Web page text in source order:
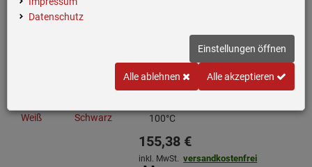
Fassungsvermögen 1,7 L
Soft - Opening Kannenverschluss
100°C
155,38 €
inkl. MwSt. versandkostenfrei
Datenschutz
Einstellungen öffnen
Alle ablehnen Alle akzeptieren